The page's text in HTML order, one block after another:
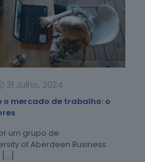
31 Julho, 2024
o mercado de trabalho: o
um grupo de
of Aberdeen Business
[…]